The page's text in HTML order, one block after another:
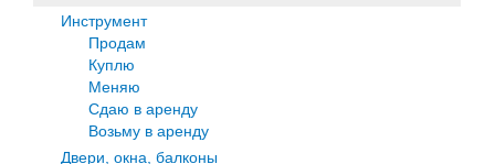
Инструмент
Продам
Куплю
Меняю
Сдаю в аренду
Возьму в аренду
Двери, окна, балконы